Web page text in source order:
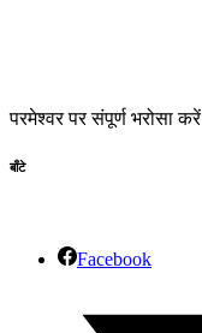
परमेश्वर पर संपूर्ण भरोसा करें
बाँटे
Facebook